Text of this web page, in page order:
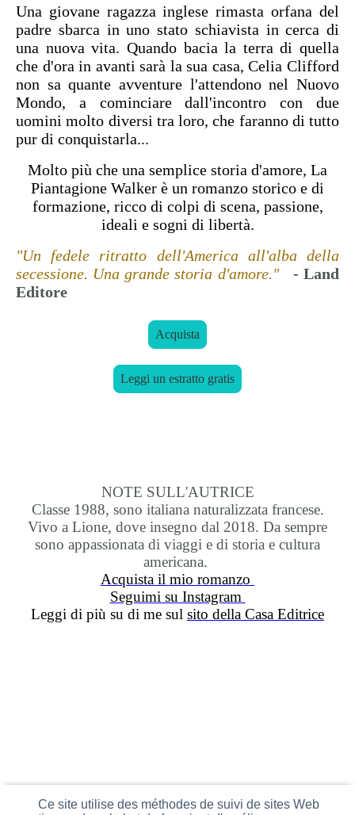
Una giovane ragazza inglese rimasta orfana del
padre sbarca in uno stato schiavista in cerca di
una nuova vita. Quando bacia la terra di quella
che d'ora in avanti sarà la sua casa, Celia Clifford
non sa quante avventure l'attendono nel Nuovo
Mondo, a cominciare dall'incontro con due
uomini molto diversi tra loro, che faranno di tutto
pur di conquistarla...
Molto più che una semplice storia d'amore, La
Piantagione Walker è un romanzo storico e di
formazione, ricco di colpi di scena, passione,
ideali e sogni di libertà.
"Un fedele ritratto dell'America all'alba della
secessione. Una grande storia d'amore."
- Land
Editore
Acquista
Leggi un estratto gratis
NOTE SULL'AUTRICE
Classe 1988, sono italiana naturalizzata francese.
Vivo a Lione, dove insegno dal 2018. Da sempre
sono appassionata di viaggi e di storia e cultura
americana.
Acquista il mio romanzo
Seguimi su Instagram
Leggi di più su di me sul sito della Casa Editrice
Ce site utilise des méthodes de suivi de sites Web